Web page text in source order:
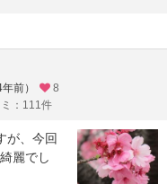
前）
8
：111件
が、今回
麗でし